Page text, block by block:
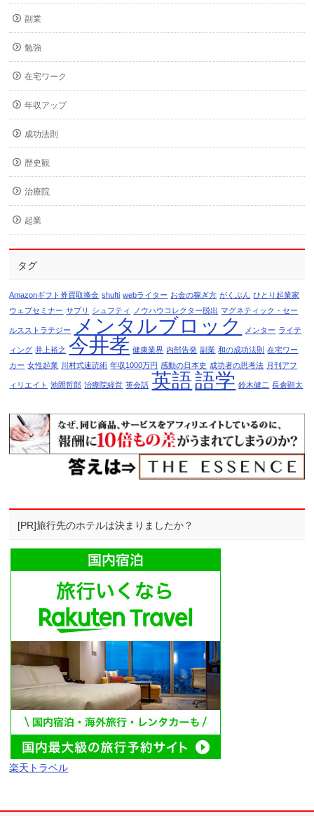
副業
勉強
在宅ワーク
年収アップ
成功法則
歴史観
治療院
起業
タグ
Amazonギフト券買取換金 shufti webライター お金の稼ぎ方 がくぶん ひとり起業家
ウェブセミナー サプリ シュフティ ノウハウコレクター脱出 マグネティック・セー
ルスストラテジー メンタルブロック メンター ライテ
ィング 井上裕之 今井孝 健康業界 内部告発 副業 和の成功法則 在宅ワー
カー 女性起業 川村式速読術 年収1000万円 感動の日本史 成功者の思考法 月刊アフ
ィリエイト 池間哲郎 治療院経営 英会話 英語語学 鈴木健二 長倉顕太
[PR]旅行先のホテルは決まりましたか？
楽天トラベル